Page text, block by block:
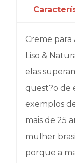
Creme
Liso &
elas
quest?o de
exemplos
mais de 25
mulher
porque a